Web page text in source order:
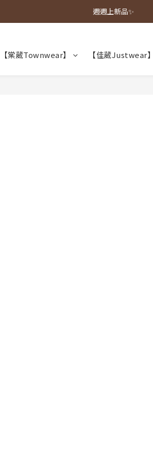
春夏新品上市🌿
週週上新品✨
【棠葳Townwear】 【佳葳Justwear】